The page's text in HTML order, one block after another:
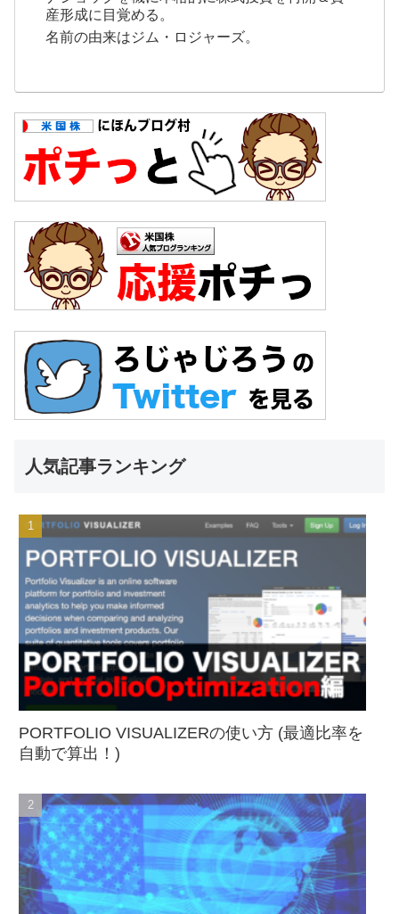
産形成に目覚める。
名前の由来はジム・ロジャーズ。
人気記事ランキング
PORTFOLIO VISUALIZERの使い方 (最適比率を
自動で算出！)